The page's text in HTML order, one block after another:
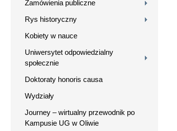
Zamówienia publiczne
Rys historyczny
Kobiety w nauce
Uniwersytet odpowiedzialny
społecznie
Doktoraty honoris causa
Wydziały
Journey – wirtualny przewodnik po
Kampusie UG w Oliwie